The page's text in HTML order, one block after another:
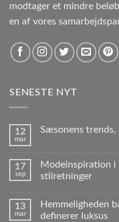
modtager et mindre
en af vores
SENESTE NYT
12
mar
Sæsonens trends,
17
sep
Modeinspiration i
stilretninger
13
mar
Hemmeligheden
definerer luksus